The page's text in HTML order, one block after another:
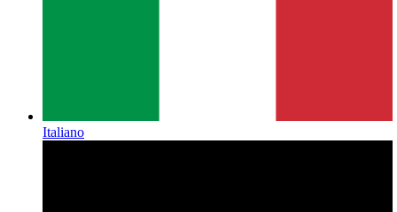
Italiano